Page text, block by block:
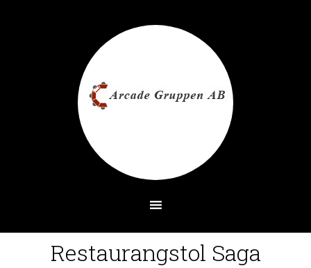
Restaurangstol Saga